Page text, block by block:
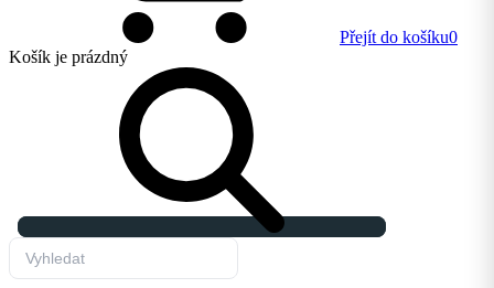
Přejít do košíku0
Košík je prázdný